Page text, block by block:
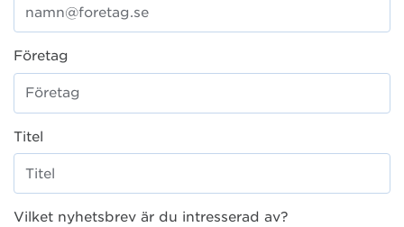
Företag
Titel
Vilket nyhetsbrev är du intresserad av?